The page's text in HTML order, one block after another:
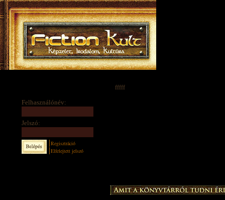
Felhasználónév:
Jelszó:
Regisztráció
Elfelejtett jelszó
fffff